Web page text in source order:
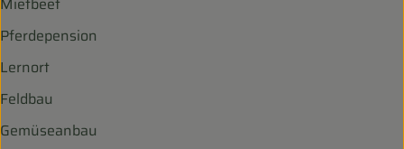
Pferdepension
Lernort
Feldbau
Gemüseanbau